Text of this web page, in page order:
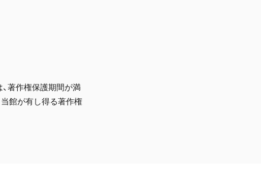
著作権保護期間が満
当館が有し得る著作権